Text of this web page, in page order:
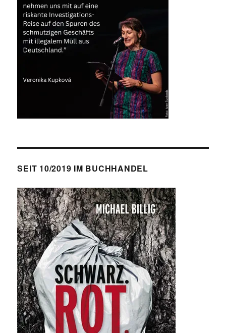
SEIT 10/2019 IM BUCHHANDEL